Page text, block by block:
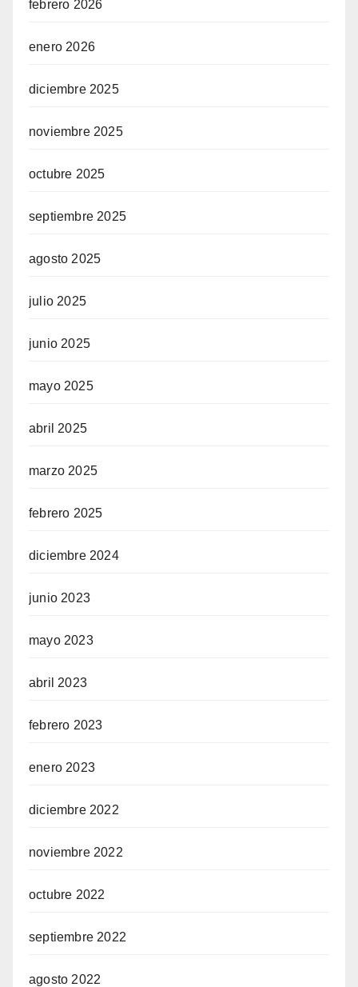
febrero 2026
enero 2026
diciembre 2025
noviembre 2025
octubre 2025
septiembre 2025
agosto 2025
julio 2025
junio 2025
mayo 2025
abril 2025
marzo 2025
febrero 2025
diciembre 2024
junio 2023
mayo 2023
abril 2023
febrero 2023
enero 2023
diciembre 2022
noviembre 2022
octubre 2022
septiembre 2022
agosto 2022